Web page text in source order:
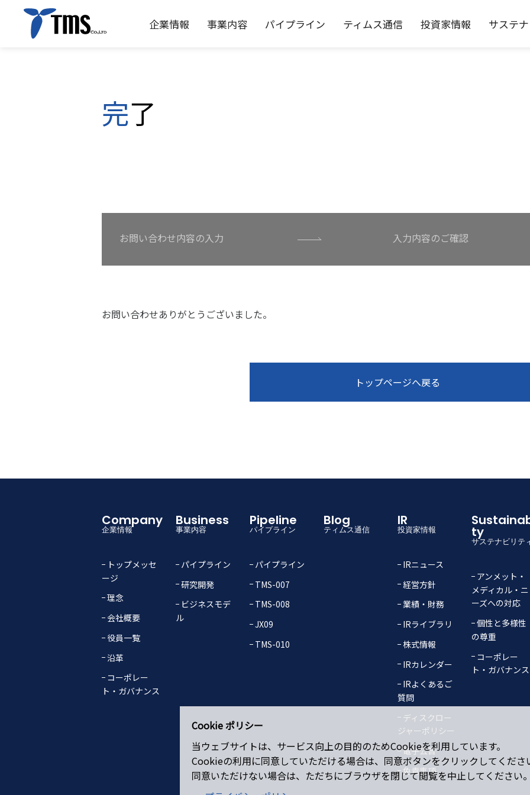
完了
お問い合わせ内容の入力 入力内容のご確認
お問い合わせありがとうございました。
トップページへ戻る
トップメッセージ
企業情報
パイプライン
事業内容 パイプライン ティムス通信
IRニュース
投資家情報
アンメット・メディカル・ニーズへの対応
サステ
Cookie ポリシー
当ウェブサイトは、サービス向上の目的のためCookieを利用しています。
Cookieの利用に同意していただける場合は、同意ボタンをクリックしてくださ
同意いただけない場合は、ただちにブラウザを閉じて閲覧を中止してください。
Company
企業情報
トップメッセ
ージ
理念
会社概要
役員一覧
沿革
コーポレー
ト・ガバナンス
Business
事業内容
パイプライン
研究開発
ビジネスモデ
ル
Pipeline
パイプライン
パイプライン
TMS-007
TMS-008
JX09
TMS-010
Blog
ティムス通信
IR
投資家情報
IRニュース
経営方針
業績・財務
IRライブラリ
株式情報
IRカレンダー
IRよくあるご
質問
ディスクロー
ジャーポリシー
電子公告
免責事項
Sustainabili
ty
サステナビリテ
アンメット・
メディカル・ニ
ーズへの対応
個性と多様性
の尊重
コーポレー
ト・ガバナンス